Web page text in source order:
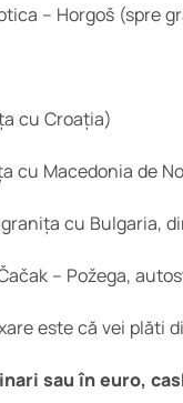
– Horgoš (spre
cu Croația)
cu Macedonia de
cu Bulgaria,
– Požega,
este că vei plăti
sau în euro,